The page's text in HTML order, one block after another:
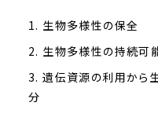
生物多様性の保全
生物多様性の持続可
遺伝資源の利用から
分